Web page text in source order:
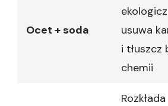
Ocet + soda
usuwa
i tłuszcz
chemii
Rozkłada